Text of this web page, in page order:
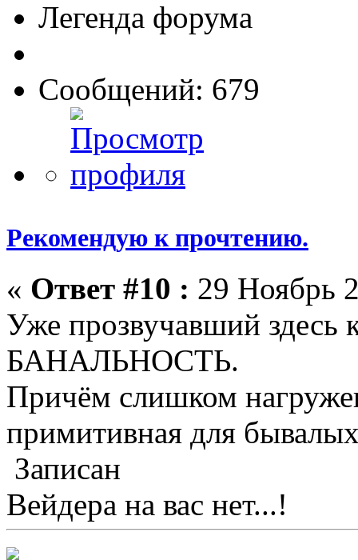
Легенда форума
Сообщений: 679
Рекомендую к прочтению.
« Ответ #10 : 29 Ноябрь
Уже прозвучавший здесь
БАНАЛЬНОСТЬ.
Причём слишком
примитивная для
Записан
Вейдера на вас нет...!